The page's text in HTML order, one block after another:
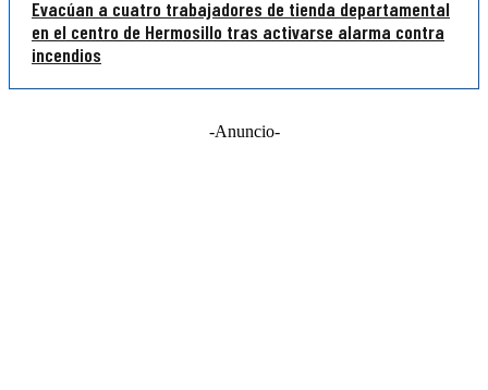
Evacúan a cuatro trabajadores de tienda departamental
en el centro de Hermosillo tras activarse alarma contra
incendios
-Anuncio-